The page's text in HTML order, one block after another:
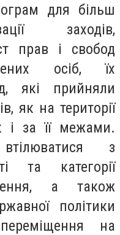
для більш
заходів,
прав і свобод
осіб, їх
які прийняли
як на території
і за її межами.
з
та категорії
а також
політики
на